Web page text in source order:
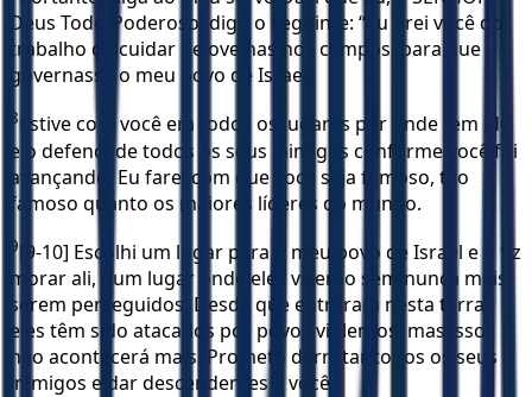
Deus Todo-Poderoso, digo o seguinte: “Eu tirei você do
trabalho de cuidar de ovelhas nos campos, para que
governasse o meu povo de Israel.
8
Estive com você em todos os lugares por onde tem ido
e o defendi de todos os seus inimigos conforme você foi
avançando. Eu farei com que você seja famoso, tão
famoso quanto os maiores líderes do mundo.
9[9-10] Escolhi um lugar para o meu povo de Israel e o fiz
morar ali, num lugar onde eles viverão sem nunca mais
serem perseguidos. Desde que entraram nesta terra,
eles têm sido atacados por povos violentos, mas isso
não acontecerá mais. Prometo derrotar todos os seus
inimigos e dar descendentes a você.